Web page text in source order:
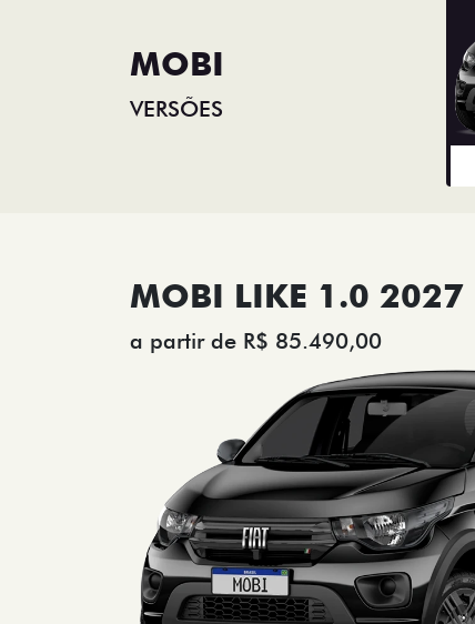
MOBI
VERSÕES
MOBI LIKE 1.0 2027
a partir de R$ 85.490,00